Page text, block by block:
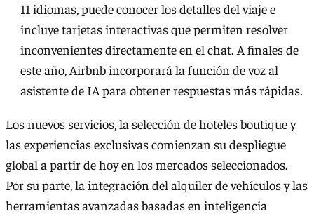
11 idiomas, puede conocer los detalles del viaje e
incluye tarjetas interactivas que permiten resolver
inconvenientes directamente en el chat. A finales de
este año, Airbnb incorporará la función de voz al
asistente de IA para obtener respuestas más rápidas.
Los nuevos servicios, la selección de hoteles boutique y
las experiencias exclusivas comienzan su despliegue
global a partir de hoy en los mercados seleccionados.
Por su parte, la integración del alquiler de vehículos y las
herramientas avanzadas basadas en inteligencia